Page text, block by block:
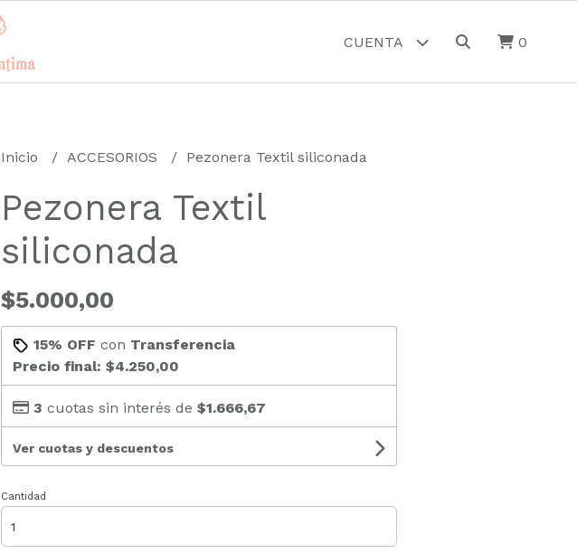
CUENTA 0
Inicio ACCESORIOS Pezonera Textil siliconada
Pezonera Textil
siliconada
$5.000,00
15% OFF con Transferencia
Precio final: $4.250,00
3 cuotas sin interés de $1.666,67
Ver cuotas y descuentos
Cantidad